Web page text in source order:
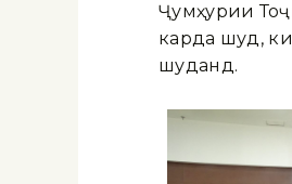
Ҷумҳурии
карда шуд,
шуданд.